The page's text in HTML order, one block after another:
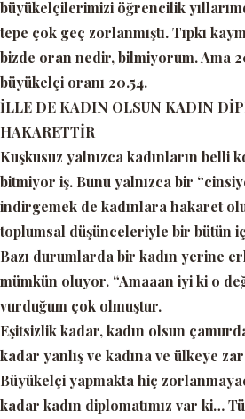
büyükelçilerimizi öğrencilik
tepe çok geç zorlanmıştı. Tıpkı
bizde oran nedir, bilmiyorum. Ama
büyükelçi oranı 20.54.
İLLE DE KADIN OLSUN KADIN
HAKARETTİR
Kuşkusuz yalnızca kadınların belli
bitmiyor iş. Bunu yalnızca bir
indirgemek de kadınlara hakaret
toplumsal düşünceleriyle bir bütün
Bazı durumlarda bir kadın yerine
mümkün oluyor. “Amaaan iyi ki o
vurduğum çok olmuştur.
Eşitsizlik kadar, kadın olsun
kadar yanlış ve kadına ve ülkeye
Büyükelçi yapmakta hiç
kadar kadın diplomatımız var ki…